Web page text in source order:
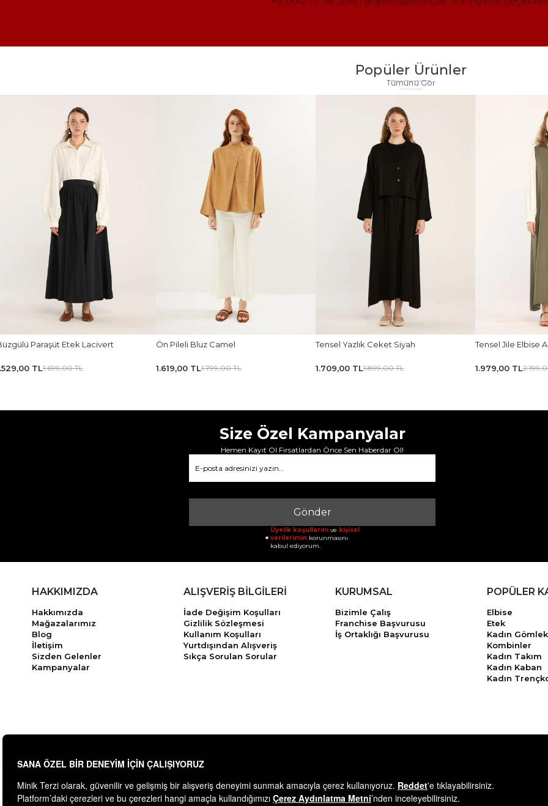
Popüler Ürünler
Tümünü Gör
Paraşüt Etek Lacivert
TL1.699,00 TL
Ön Pileli Bluz Camel
1.619,00 TL1.799,00 TL
Tensel Yazlık Ceket Siyah
1.709,00 TL1.899,00 TL
Tensel Jile Elbise
1.979,00 TL2.199,00
Size Özel Kampanyalar
Hemen Kayıt Ol Fırsatlardan Önce Sen Haberdar Ol!
Gönder
Üyelik koşullarını ve kişisel
verilerimin korunmasını
kabul ediyorum.
HAKKIMIZDA
Hakkımızda
Mağazalarımız
Blog
İletişim
Sizden Gelenler
Kampanyalar
ALIŞVERİŞ BİLGİLERİ
İade Değişim Koşulları
Gizlilik Sözleşmesi
Kullanım Koşulları
Yurtdışından Alışveriş
Sıkça Sorulan Sorular
KURUMSAL
Bizimle Çalış
Franchise Başvurusu
İş Ortaklığı Başvurusu
POPÜLER
Elbise
Etek
Kadın Gömlek
Kombinler
Kadın Takım
Kadın Kaban
Kadın
© 2025 minikterzi.com - Tüm Hakları Saklıdır.